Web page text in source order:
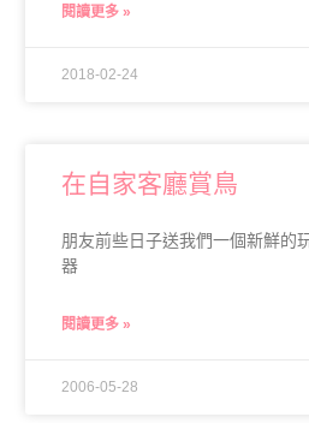
閱讀更多 »
2018-02-24
在自家客廳賞鳥
朋友前些日子送我們一個新鮮的
器
閱讀更多 »
2006-05-28